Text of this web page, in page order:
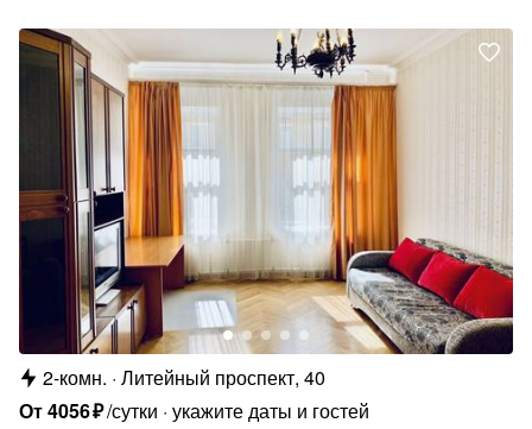
2-комн. Литейный проспект, 40
От4056₽/сутки укажите даты и гостей